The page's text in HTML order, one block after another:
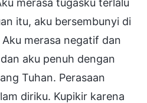
itu, aku bersembunyi di
merasa negatif dan
aku penuh dengan
Tuhan. Perasaan
diriku. Kupikir karena